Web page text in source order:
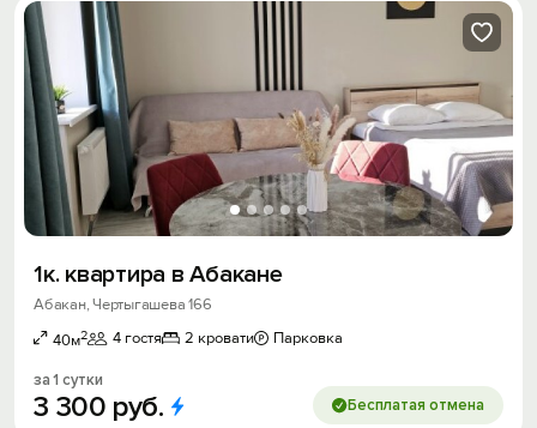
1к. квартира в Абакане
Абакан, Чертыгашева 166
40м2 4 гостя 2 кровати Парковка
за 1 сутки
3 300 руб. Бесплатая отмена